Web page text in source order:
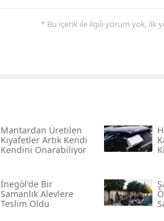
* Bu içerik ile ilgili yorum yok, ilk
Mantardan Üretilen
Kıyafetler Artık Kendi
Kendini Onarabiliyor
İnegöl'de Bir
Samanlık Alevlere
Teslim Oldu